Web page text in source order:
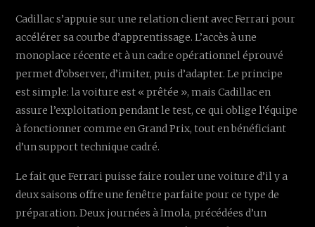
Cadillac s’appuie sur une relation client avec Ferrari pour
accélérer sa courbe d’apprentissage. L’accès à une
monoplace récente et à un cadre opérationnel éprouvé
permet d’observer, d’imiter, puis d’adapter. Le principe
est simple: la voiture est « prêtée », mais Cadillac en
assure l’exploitation pendant le test, ce qui oblige l’équipe
à fonctionner comme en Grand Prix, tout en bénéficiant
d’un support technique cadré.
Le fait que Ferrari puisse faire rouler une voiture d’il y a
deux saisons offre une fenêtre parfaite pour ce type de
préparation. Deux journées à Imola, précédées d’un